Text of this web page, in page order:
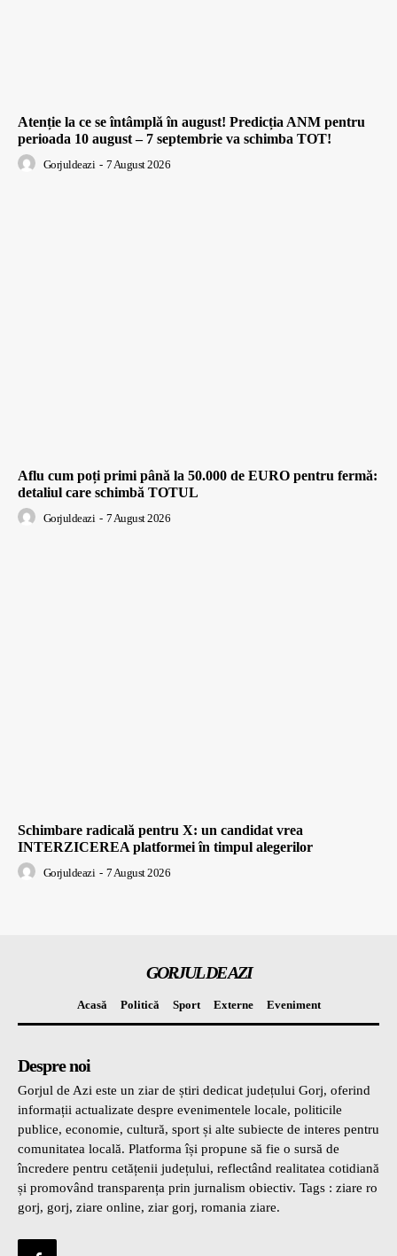
Atenție la ce se întâmplă în august! Predicția ANM pentru
perioada 10 august – 7 septembrie va schimba TOT!
Gorjuldeazi - 7 August 2026
Aflu cum poți primi până la 50.000 de EURO pentru fermă:
detaliul care schimbă TOTUL
Gorjuldeazi - 7 August 2026
Schimbare radicală pentru X: un candidat vrea
INTERZICEREA platformei în timpul alegerilor
Gorjuldeazi - 7 August 2026
GORJUL DE AZI
Acasă Politică Sport Externe Eveniment
Despre noi
Gorjul de Azi este un ziar de știri dedicat județului Gorj, oferind
informații actualizate despre evenimentele locale, politicile
publice, economie, cultură, sport și alte subiecte de interes pentru
comunitatea locală. Platforma își propune să fie o sursă de
încredere pentru cetățenii județului, reflectând realitatea cotidiană
și promovând transparența prin jurnalism obiectiv. Tags : ziare ro
gorj, gorj, ziare online, ziar gorj, romania ziare.